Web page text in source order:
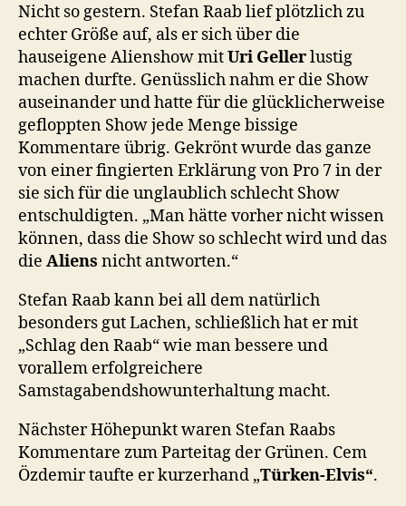
Nicht so gestern. Stefan Raab lief plötzlich zu
echter Größe auf, als er sich über die
hauseigene Alienshow mitUri Gellerlustig
machen durfte. Genüsslich nahm er die Show
auseinander und hatte für die glücklicherweise
gefloppten Show jede Menge bissige
Kommentare übrig. Gekrönt wurde das ganze
von einer fingierten Erklärung von Pro 7 in der
sie sich für die unglaublich schlecht Show
entschuldigten. „Man hätte vorher nicht wissen
können, dass die Show so schlecht wird und das
die Aliens nicht antworten.“
Stefan Raab kann bei all dem natürlich
besonders gut Lachen, schließlich hat er mit
„Schlag den Raab“ wie man bessere und
vorallem erfolgreichere
Samstagabendshowunterhaltung macht.
Nächster Höhepunkt waren Stefan Raabs
Kommentare zum Parteitag der Grünen. Cem
Özdemir taufte er kurzerhand „Türken-Elvis“.